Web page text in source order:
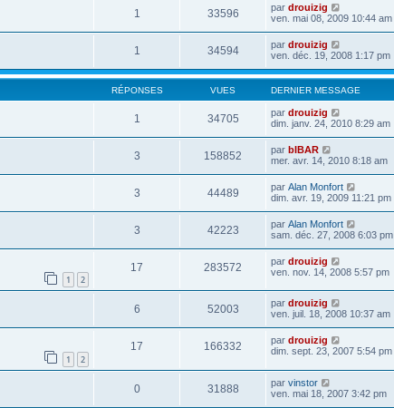
1 33596 par drouizig
ven. mai 08, 2009 10:44 am
1 34594 par drouizig
ven. déc. 19, 2008 1:17 pm
RÉPONSES VUES DERNIER MESSAGE
1 34705 par drouizig
dim. janv. 24, 2010 8:29 am
3 158852 par bIBAR
mer. avr. 14, 2010 8:18 am
3 44489 par Alan Monfort
dim. avr. 19, 2009 11:21 pm
3 42223 par Alan Monfort
sam. déc. 27, 2008 6:03 pm
1 2
17 283572 par drouizig
ven. nov. 14, 2008 5:57 pm
6 52003 par drouizig
ven. juil. 18, 2008 10:37 am
1 2
17 166332 par drouizig
dim. sept. 23, 2007 5:54 pm
0 31888 par vinstor
ven. mai 18, 2007 3:42 pm